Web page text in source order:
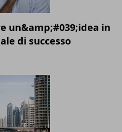
un&amp;#039;idea in
di successo